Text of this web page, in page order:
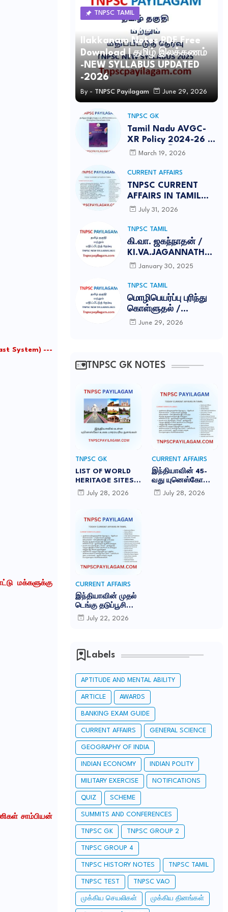
System) ---
மக்களுக்கு
சாம்பியன்
TNPSC TAMIL
TNPSC Group 2 and 4 Tamil
Ilakkanam Notes PDF Free
Download | தமிழ் இலக்கணம்
-NEW SYLLABUS UPDATED
-2026
By - TNPSC Payilagam June 29, 2026
TNPSC GK
Tamil Nadu AVGC-
XR Policy 2024-26 /
தமிழ்நாடு இயங்குபடம்,
மெய்நிகர் கொள்கை
2026
March 19, 2026
CURRENT AFFAIRS
TNPSC CURRENT
AFFAIRS IN TAMIL
JULY 2026-PDF
July 31, 2026
TNPSC TAMIL
கி.வா. ஜகந்நாதன் /
KI.VA.JAGANNATHAN
TNPSC NOTES
January 30, 2025
TNPSC TAMIL
மொழிபெயர்ப்பு புரிந்து
கொள்ளுதல் /
MOZHIPEYARPPU
June 29, 2026
TNPSC GK NOTES
TNPSC GK
LIST OF WORLD
HERITAGE SITES
IN INDIA
-இந்தியாவில் உள்ள
பாரம்பரிய தளங்கள்:
July 28, 2026
CURRENT AFFAIRS
இந்தியாவின் 45-
வது யுனெஸ்கோ
உலகப் பாரம்பரியக்
களம் சாரநாத்:
July 28, 2026
CURRENT AFFAIRS
இந்தியாவின் முதல்
டெங்கு தடுப்பூசி
'கியூடெங்கா'
(Qdenga): TNPSC
2026
July 22, 2026
Labels
APTITUDE AND MENTAL ABILITY
ARTICLE AWARDS
BANKING EXAM GUIDE
CURRENT AFFAIRS GENERAL SCIENCE
GEOGRAPHY OF INDIA
INDIAN ECONOMY INDIAN POLITY
MILITARY EXERCISE NOTIFICATIONS
QUIZ SCHEME
SUMMITS AND CONFERENCES
TNPSC GK TNPSC GROUP 2
TNPSC GROUP 4
TNPSC HISTORY NOTES TNPSC TAMIL
TNPSC TEST TNPSC VAO
முக்கிய செயலிகள் முக்கிய தினங்கள்